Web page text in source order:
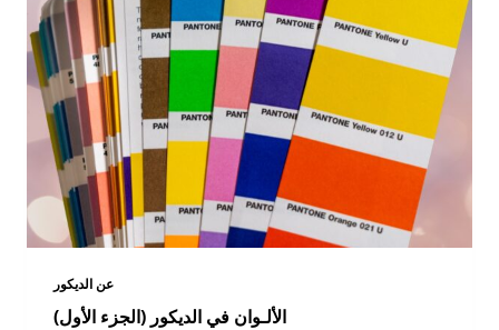
عن الديكور​
الألـوان في الديكور (الجزء الأول)